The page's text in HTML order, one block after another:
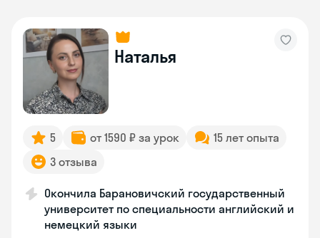
Наталья
5 от 1590 ₽ за урок
15 лет опыта
3 отзыва
Окончила Барановичский государственный
университет по специальности английский и
немецкий языки